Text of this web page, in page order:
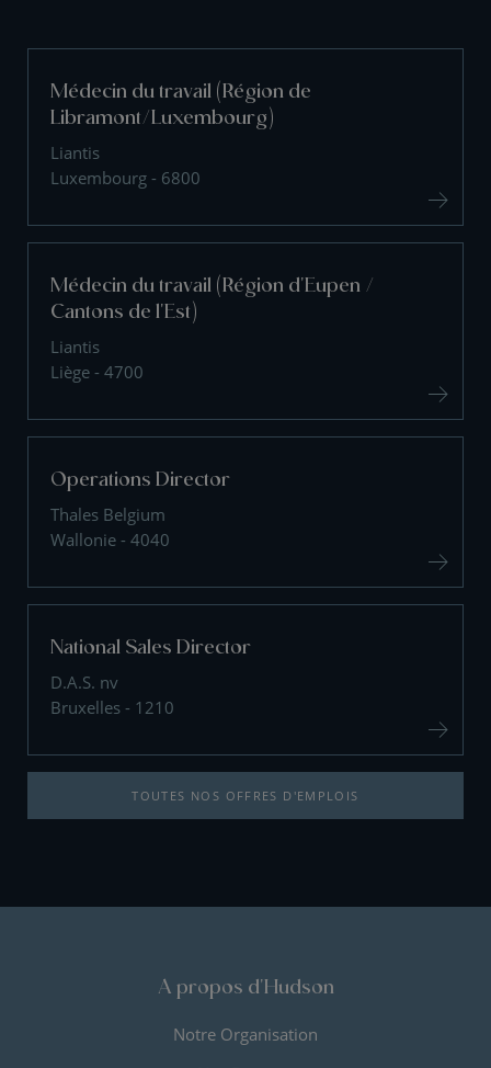
Médecin du travail (Région de
Libramont/Luxembourg)
Liantis
Luxembourg - 6800
Médecin du travail (Région d'Eupen /
Cantons de l'Est)
Liantis
Liège - 4700
Operations Director
Thales Belgium
Wallonie - 4040
National Sales Director
D.A.S. nv
Bruxelles - 1210
TOUTES NOS OFFRES D'EMPLOIS
A propos d'Hudson
Notre Organisation